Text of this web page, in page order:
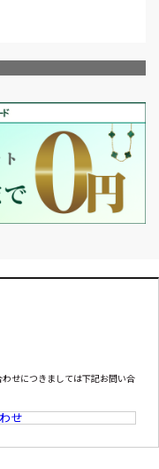
せにつきましては下記お問い合
せ